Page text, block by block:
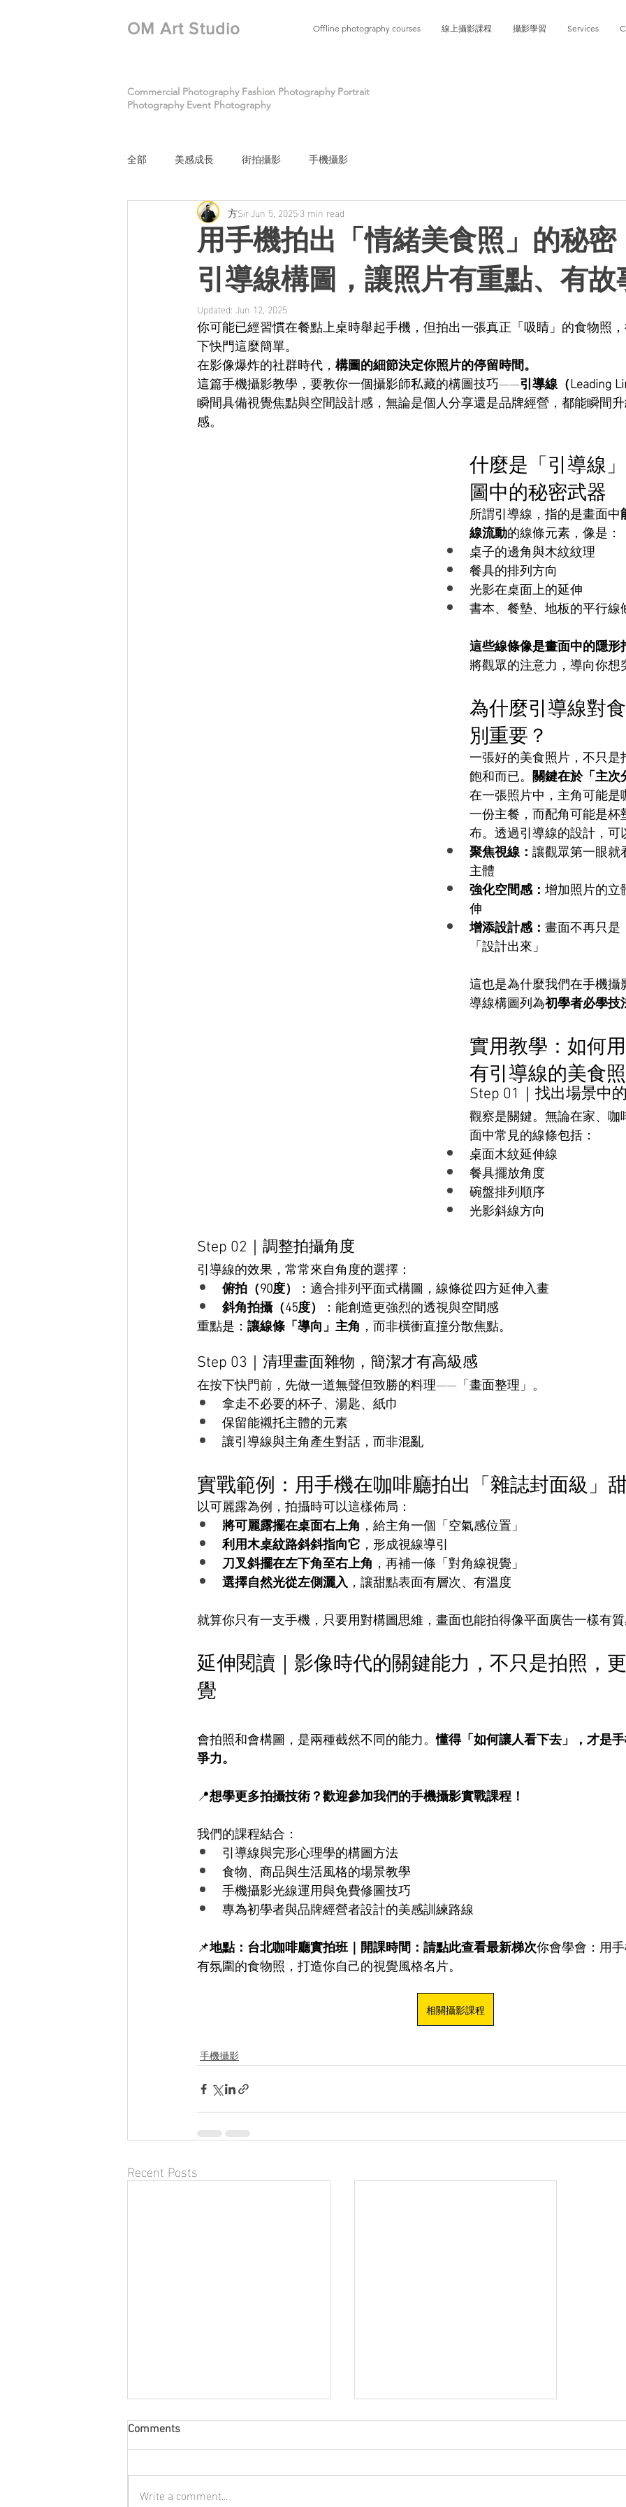
​OM Art Studio Offline photography courses 線上攝影課程 攝影學習 Services
Commercial Photography Fashion Photography Portrait
Photography Event Photography
全部 美感成長 街拍攝影 手機攝影
用手機拍出「情緒美食照」的秘密
引導線構圖，讓照片有重點、有故
方SirJun 5, 20253 min read
Updated: Jun 12, 2025
你可能已經習慣在餐點上桌時舉起手機，但拍出一張真正「吸睛」的食物照
下快門這麼簡單。
在影像爆炸的社群時代， 構圖的細節決定你照片的停留時間。
這篇手機攝影教學，要教你一個攝影師私藏的構圖技巧——引導線（Leading
瞬間具備視覺焦點與空間設計感，無論是個人分享還是品牌經營，都能瞬間
感。
什麼是「引導線
圖中的秘密武器
所謂引導線，指的是畫面中
線流動的線條元素，像是：
桌子的邊角與木紋紋理
餐具的排列方向
光影在桌面上的延伸
書本、餐墊、地板的平行線
這些線條像是畫面中的隱形
將觀眾的注意力，導向你
為什麼引導線對
別重要？
一張好的美食照片，不只
飽和而已。 關鍵在於「主次
在一張照片中，主角可能
一份主餐，而配角可能是
布。透過引導線的設計，可
聚焦視線： 讓觀眾第一眼
主體
強化空間感： 增加照片的
伸
增添設計感： 畫面不再只
「設計出來」
這也是為什麼我們在手機
導線構圖列為初學者必學技
實用教學：如何
有引導線的美食
Step 01｜找出場景中
觀察是關鍵。無論在家、
面中常見的線條包括：
桌面木紋延伸線
餐具擺放角度
碗盤排列順序
光影斜線方向
Step 02｜調整拍攝角度
引導線的效果，常常來自角度的選擇：
俯拍（90度） ：適合排列平面式構圖，線條從四方延伸入畫
斜角拍攝（45度） ：能創造更強烈的透視與空間感
重點是： 讓線條「導向」主角 ，而非橫衝直撞分散焦點。
Step 03｜清理畫面雜物，簡潔才有高級感
在按下快門前，先做一道無聲但致勝的料理——「畫面整理」。
拿走不必要的杯子、湯匙、紙巾
保留能襯托主體的元素
讓引導線與主角產生對話，而非混亂
實戰範例：用手機在咖啡廳拍出「雜誌封面級」
以可麗露為例，拍攝時可以這樣佈局：
將可麗露擺在桌面右上角 ，給主角一個「空氣感位置」
利用木桌紋路斜斜指向它 ，形成視線導引
刀叉斜擺在左下角至右上角 ，再補一條「對角線視覺」
選擇自然光從左側灑入，讓甜點表面有層次、有溫度
就算你只有一支手機，只要用對構圖思維，畫面也能拍得像平面廣告一樣有
延伸閱讀｜影像時代的關鍵能力，不只是拍照，
覺
會拍照和會構圖，是兩種截然不同的能力。懂得「如何讓人看下去」，才是
爭力。
📍想學更多拍攝技術？歡迎參加我們的手機攝影實戰課程！
我們的課程結合：
引導線與完形心理學的構圖方法
食物、商品與生活風格的場景教學
手機攝影光線運用與免費修圖技巧
專為初學者與品牌經營者設計的美感訓練路線
📌地點：台北咖啡廳實拍班｜開課時間：請點此查看最新梯次你會學會：用
有氛圍的食物照，打造你自己的視覺風格名片。
相關攝影課程
手機攝影
Recent Posts
Comments
Write a comment...